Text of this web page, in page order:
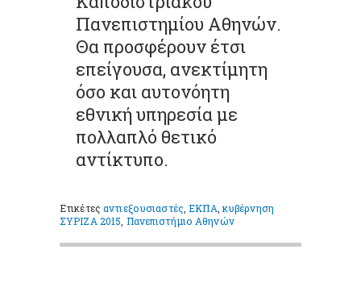
Πανεπιστημίου Αθηνών.
Θα προσφέρουν έτσι
επείγουσα, ανεκτίμητη
όσο και αυτονόητη
εθνική υπηρεσία με
πολλαπλό θετικό
αντίκτυπο.
Ετικέτεςαντιεξουσιαστές ,ΕΚΠΑ ,κυβέρνηση
ΣΥΡΙΖΑ 2015 Πανεπιστήμιο Αθηνών